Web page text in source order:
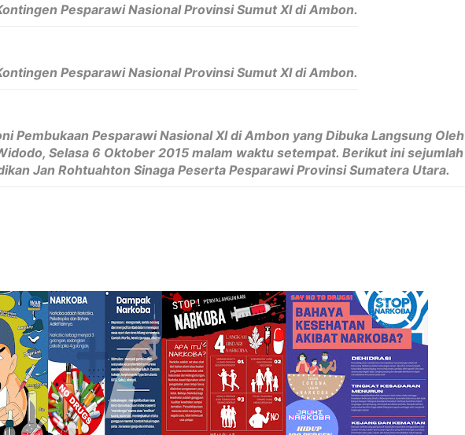
Pesparawi Nasional Provinsi Sumut XI di Ambon.
Pesparawi Nasional Provinsi Sumut XI di Ambon.
Pembukaan Pesparawi Nasional XI di Ambon yang Dibuka Langsung Oleh
Selasa 6 Oktober 2015 malam waktu setempat. Berikut ini sejumlah
Jan Rohtuahton Sinaga Peserta Pesparawi Provinsi Sumatera Utara.